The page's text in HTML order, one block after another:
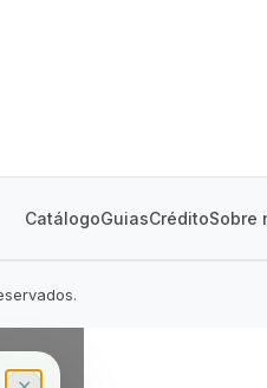
CatálogoGuiasCréditoSobre